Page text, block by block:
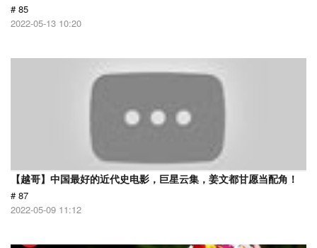
# 85
2022-05-13 10:20
【越哥】中国最好的近代史电影，巨星云集，姜文都甘愿当配角！
# 87
2022-05-09 11:12